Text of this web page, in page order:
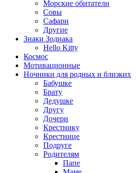
Морские обитатели
Совы
Сафари
Другие
Знаки Зодиака
Hello Kitty
Космос
Мотивационные
Ночники для родных и близких
Бабушке
Брату
Дедушке
Другу
Дочери
Крестнику
Крестнице
Подруге
Родителям
Папе